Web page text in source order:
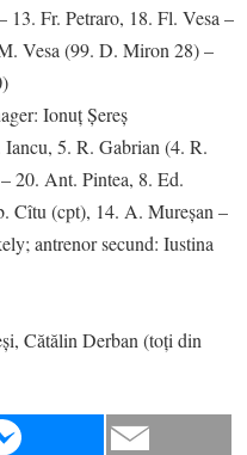
Fr. Petraro, 18. Fl. Vesa –
Vesa (99. D. Miron 28) –
Ionuț Șereș
5. R. Gabrian (4. R.
20. Ant. Pintea, 8. Ed.
Cîtu (cpt), 14. A. Mureșan –
antrenor secund: Iustina
Cătălin Derban (toți din